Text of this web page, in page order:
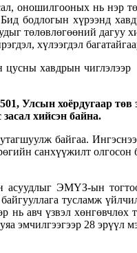
оношилгооных нь нэр
бодлогын хүрээнд
төлөвлөгөөний
хүлээгдэл
хавдрын
Улсын хоёрдугаар
хийсэн байна.
байгаа.
санхүүжилт
асуудлыг ЭМҮЗ-ын
тусламж
авч үзвэл
эмчилгээгээр 28